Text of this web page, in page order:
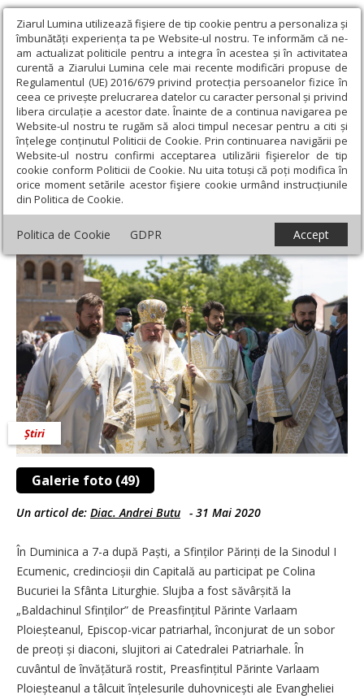
Ziarul Lumina utilizează fişiere de tip cookie pentru a personaliza și
îmbunătăți experiența ta pe Website-ul nostru. Te informăm că ne-
am actualizat politicile pentru a integra în acestea și în activitatea
curentă a Ziarului Lumina cele mai recente modificări propuse de
Regulamentul (UE) 2016/679 privind protecția persoanelor fizice în
ceea ce privește prelucrarea datelor cu caracter personal și privind
libera circulație a acestor date. Înainte de a continua navigarea pe
Website-ul nostru te rugăm să aloci timpul necesar pentru a citi și
înțelege conținutul Politicii de Cookie. Prin continuarea navigării pe
Website-ul nostru confirmi acceptarea utilizării fişierelor de tip
cookie conform Politicii de Cookie. Nu uita totuși că poți modifica în
orice moment setările acestor fişiere cookie urmând instrucțiunile
din Politica de Cookie.
Politica de Cookie GDPR Accept
Ziarul Lumina › Actualitate religioasă › Știri › Sfinții Părinți de la
Sinodul I Ecumenic, prăznuiţi pe Colina Bucuriei
Sfinții Părinți de la Sinodul I Ecumenic,
prăznuiţi pe Colina Bucuriei
Galerie foto (49)
Știri
Un articol de: Diac. Andrei Butu - 31 Mai 2020
În Duminica a 7-a după Paști, a Sfinților Părinți de la Sinodul I
Ecumenic, credincioșii din Capitală au participat pe Colina
Bucuriei la Sfânta Liturghie. Slujba a fost săvârșită la
„Baldachinul Sfinților” de Preasfințitul Părinte Varlaam
Ploieșteanul, Episcop-vicar patriarhal, înconjurat de un sobor
de preoți și diaconi, slujitori ai Catedralei Patriarhale. În
cuvântul de învățătură rostit, Preasfințitul Părinte Varlaam
Ploieșteanul a tâlcuit înțele­surile duhovnicești ale Evangheliei